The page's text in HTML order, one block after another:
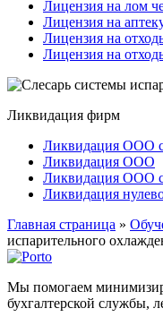
Лицензия на лом
Лицензия на
Лицензия на
Лицензия на
Ликвидация фирм
Ликвидация ООО
Ликвидация ООО
Ликвидация ООО
Ликвидация
Главная страница »
испарительного
Мы помогаем
бухгалтерской службы,